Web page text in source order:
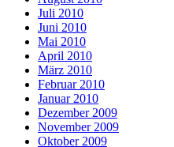
Juli 2010
Juni 2010
Mai 2010
April 2010
März 2010
Februar 2010
Januar 2010
Dezember 2009
November 2009
Oktober 2009